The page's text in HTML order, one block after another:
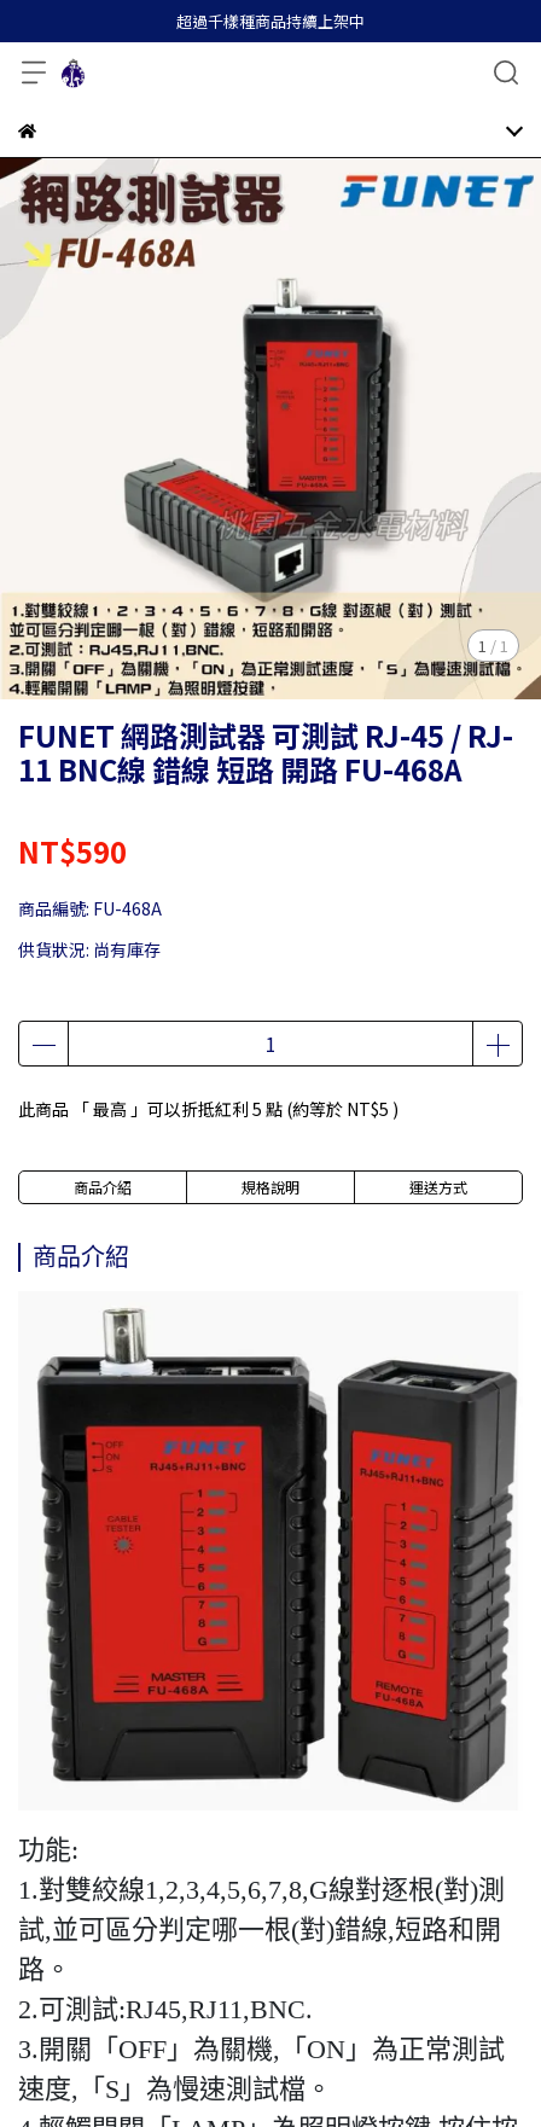
超過千樣種商品持續上架中
1 / 1
FUNET 網路測試器 可測試 RJ-45 / RJ-
11 BNC線 錯線 短路 開路 FU-468A
NT$590
商品編號: FU-468A
供貨狀況: 尚有庫存
此商品 「 最高 」可以折抵紅利 5 點 (約等於 NT$5 )
商品介紹 規格說明 運送方式
商品介紹
功能:
1.對雙絞線1,2,3,4,5,6,7,8,G線對逐根(對)測
試,並可區分判定哪一根(對)錯線,短路和開
路。
2.可測試:RJ45,RJ11,BNC.
3.開關「OFF」為關機,「ON」為正常測試
速度,「S」為慢速測試檔。